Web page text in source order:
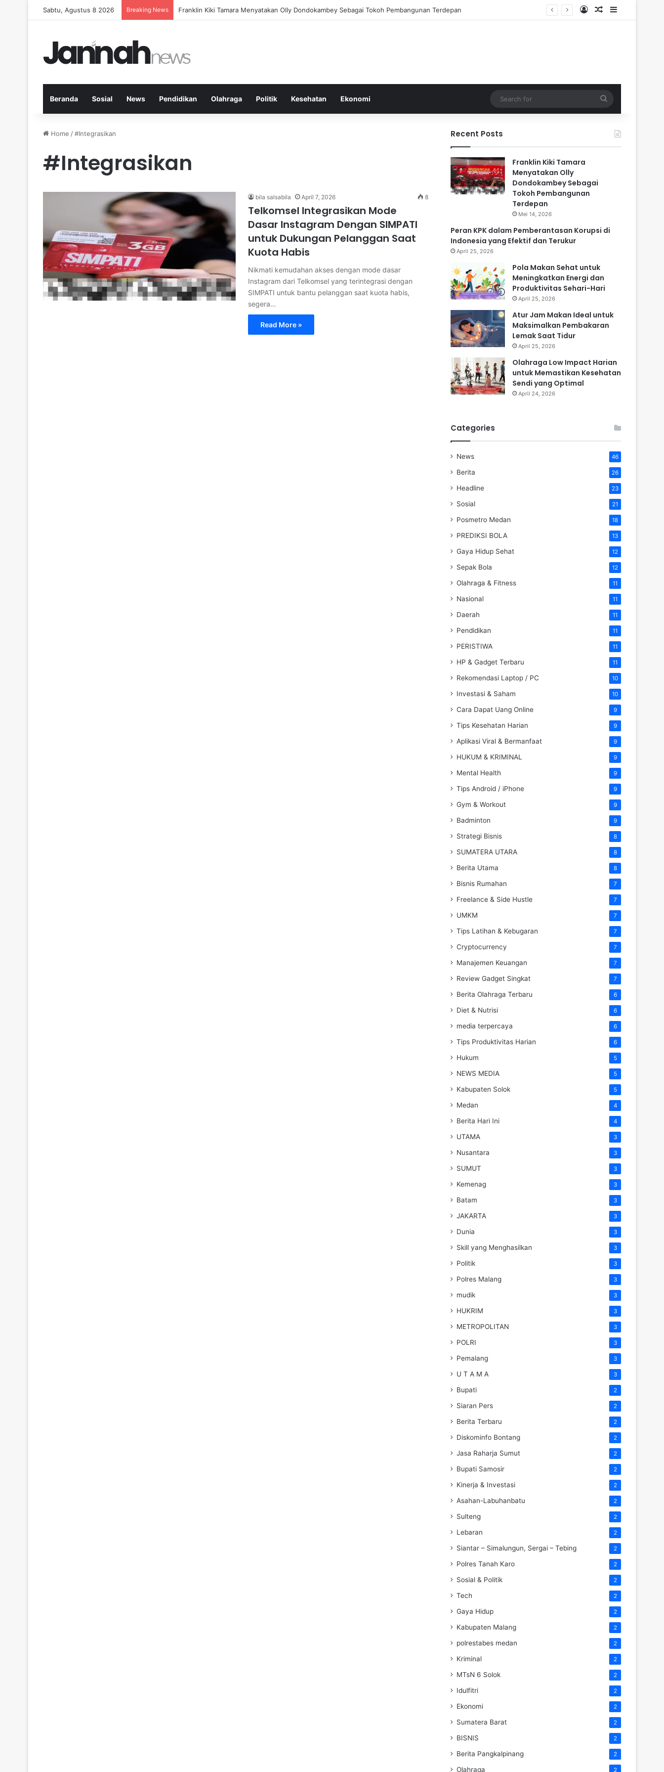
Sabtu, Agustus 8 2026 Breaking News Peran KPK dalam Pemberantasan Korupsi di Indonesia yang Efektif dan Terukur Log InRandom Article
Sidebar
Beranda Sosial News Pendidikan Olahraga Politik Kesehatan Ekonomi
for
Home /#Integrasikan
#Integrasikan
bila salsabila April 7, 2026 8
Telkomsel Integrasikan Mode
Dasar Instagram Dengan SIMPATI
untuk Dukungan Pelanggan Saat
Kuota Habis
Nikmati kemudahan akses dengan mode dasar
Instagram dari Telkomsel yang terintegrasi dengan
SIMPATI untuk bantu pelanggan saat kuota habis,
segera…
Read More »
Recent Posts
Franklin Kiki Tamara
Menyatakan Olly
Dondokambey Sebagai
Tokoh Pembangunan
Terdepan
Mei 14, 2026
Peran KPK dalam Pemberantasan Korupsi di
Indonesia yang Efektif dan Terukur
April 25, 2026
Pola Makan Sehat untuk
Meningkatkan Energi dan
Produktivitas Sehari-Hari
April 25, 2026
Atur Jam Makan Ideal untuk
Maksimalkan Pembakaran
Lemak Saat Tidur
April 25, 2026
Olahraga Low Impact Harian
untuk Memastikan Kesehatan
Sendi yang Optimal
April 24, 2026
Categories
News 46
Berita 26
Headline 23
Sosial 21
Posmetro Medan 18
PREDIKSI BOLA 13
Gaya Hidup Sehat 12
Sepak Bola 12
Olahraga & Fitness 11
Nasional 11
Daerah 11
Pendidikan 11
PERISTIWA 11
HP & Gadget Terbaru 11
Rekomendasi Laptop / PC 10
Investasi & Saham 10
Cara Dapat Uang Online 9
Tips Kesehatan Harian 9
Aplikasi Viral & Bermanfaat 9
HUKUM & KRIMINAL 9
Mental Health 9
Tips Android / iPhone 9
Gym & Workout 9
Badminton 9
Strategi Bisnis 8
SUMATERA UTARA 8
Berita Utama 8
Bisnis Rumahan 7
Freelance & Side Hustle 7
UMKM 7
Tips Latihan & Kebugaran 7
Cryptocurrency 7
Manajemen Keuangan 7
Review Gadget Singkat 7
Berita Olahraga Terbaru 6
Diet & Nutrisi 6
media terpercaya 6
Tips Produktivitas Harian 6
Hukum 5
NEWS MEDIA 5
Kabupaten Solok 5
Medan 4
Berita Hari Ini 4
UTAMA 3
Nusantara 3
SUMUT 3
Kemenag 3
Batam 3
JAKARTA 3
Dunia 3
Skill yang Menghasilkan 3
Politik 3
Polres Malang 3
mudik 3
HUKRIM 3
METROPOLITAN 3
POLRI 3
Pemalang 3
U T A M A 3
Bupati 2
Siaran Pers 2
Berita Terbaru 2
Diskominfo Bontang 2
Jasa Raharja Sumut 2
Bupati Samosir 2
Kinerja & Investasi 2
Asahan-Labuhanbatu 2
Sulteng 2
Lebaran 2
Siantar – Simalungun, Sergai – Tebing 2
Polres Tanah Karo 2
Sosial & Politik 2
Tech 2
Gaya Hidup 2
Kabupaten Malang 2
polrestabes medan 2
Kriminal 2
MTsN 6 Solok 2
Idulfitri 2
Ekonomi 2
Sumatera Barat 2
BISNIS 2
Berita Pangkalpinang 2
Olahraga 2